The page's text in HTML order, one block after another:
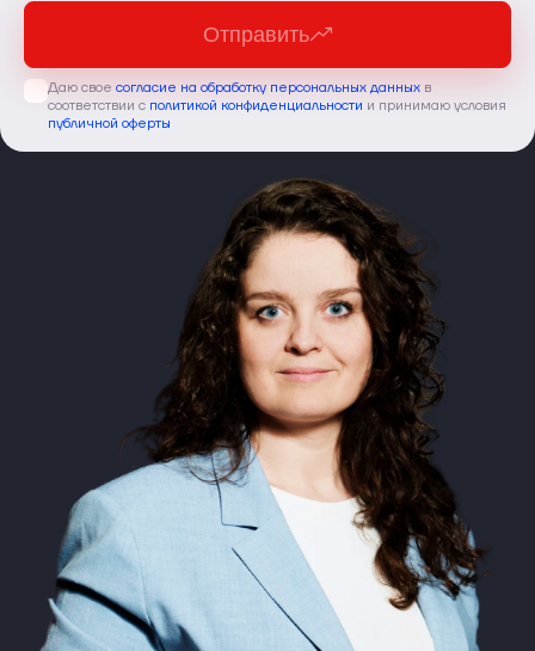
Даю свое согласие на обработку персональных данных в
соответствии с политикой конфиденциальности и принимаю условия
публичной оферты
Отправить